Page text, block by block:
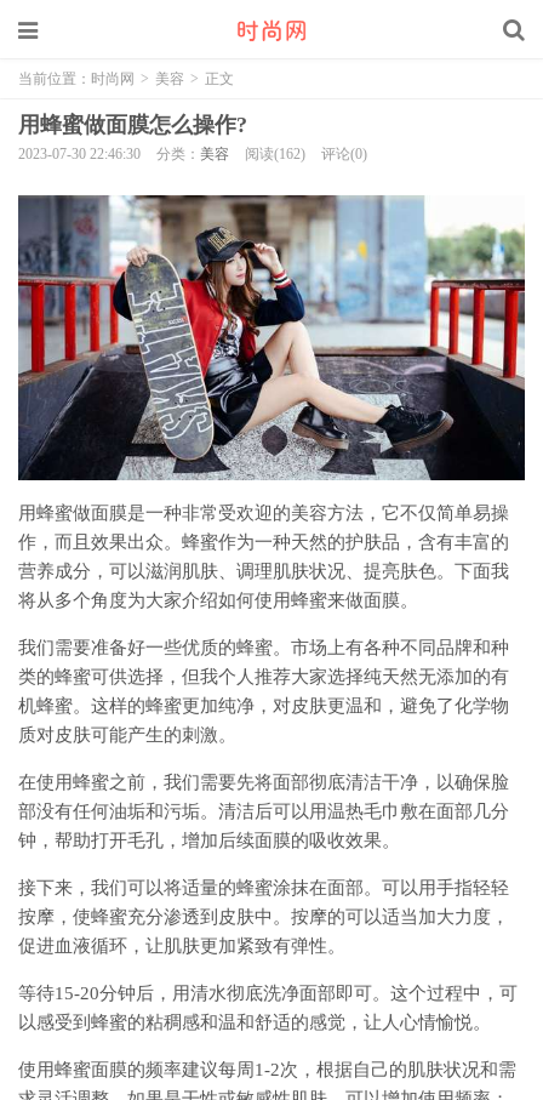
当前位置： 时尚网 > 美容 > 正文
用蜂蜜做面膜怎么操作?
2023-07-30 22:46:30 分类： 美容 阅读(162) 评论(0)
用蜂蜜做面膜是一种非常受欢迎的美容方法，它不仅简单易操
作，而且效果出众。蜂蜜作为一种天然的护肤品，含有丰富的
营养成分，可以滋润肌肤、调理肌肤状况、提亮肤色。下面我
将从多个角度为大家介绍如何使用蜂蜜来做面膜。
我们需要准备好一些优质的蜂蜜。市场上有各种不同品牌和种
类的蜂蜜可供选择，但我个人推荐大家选择纯天然无添加的有
机蜂蜜。这样的蜂蜜更加纯净，对皮肤更温和，避免了化学物
质对皮肤可能产生的刺激。
在使用蜂蜜之前，我们需要先将面部彻底清洁干净，以确保脸
部没有任何油垢和污垢。清洁后可以用温热毛巾敷在面部几分
钟，帮助打开毛孔，增加后续面膜的吸收效果。
接下来，我们可以将适量的蜂蜜涂抹在面部。可以用手指轻轻
按摩，使蜂蜜充分渗透到皮肤中。按摩的可以适当加大力度，
促进血液循环，让肌肤更加紧致有弹性。
等待15-20分钟后，用清水彻底洗净面部即可。这个过程中，可
以感受到蜂蜜的粘稠感和温和舒适的感觉，让人心情愉悦。
使用蜂蜜面膜的频率建议每周1-2次，根据自己的肌肤状况和需